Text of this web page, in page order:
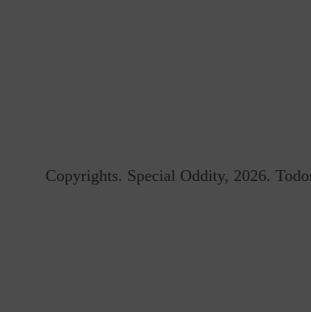
Copyrights. Special Oddity, 2026.